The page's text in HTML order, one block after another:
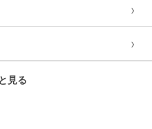
›
›
見る